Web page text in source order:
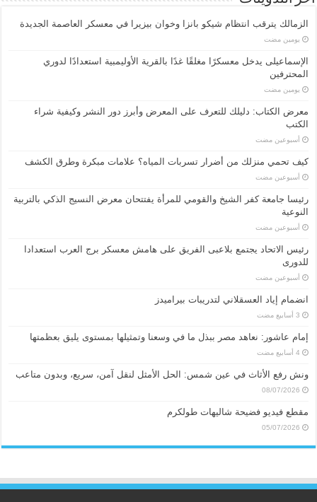
الزمالك يترقب انتظام شيكو بانزا وخوان بيزيرا في معسكر العاصمة الجديدة
‏يومين مضت
الإسماعیلی یدخل معسكرًا مغلقًا غدًا بالقرية الأوليمبية استعدادًا لدوري
المحترفين
‏يومين مضت
معرض الكتاب: دليلك للتعرف على المعرض وأبرز دور النشر وكيفية شراء
الكتب
‏أسبوعين مضت
كيف تحمي منزلك من أضرار تسربات المياه؟ علامات مبكرة وطرق الكشف
‏أسبوعين مضت
رئيسا جامعة كفر الشيخ والقومي للمرأة يفتتحان معرض النسيج الذكي بالتربية
النوعية
‏أسبوعين مضت
رئيس الاتحاد يجتمع بلاعبى الفريق على هامش معسكر برج العرب استعدادا
للدورى
‏أسبوعين مضت
انضمام إياد العسقلاني لتدريبات بيراميدز
إمام عاشور: نعاهد مصر ببذل ما في وسعنا وتمثيلها بمستوى يليق بعظمتها
ونش رفع الأثاث في عين شمس: الحل الأمثل لنقل آمن، سريع، وبدون متاعب
08/07/2026
مقطع فيديو فضيحة شاليهات طولكرم
05/07/2026